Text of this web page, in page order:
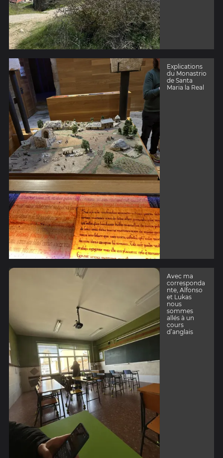
Explications
du Monastrio
de Santa
Maria la Real
Avec ma
corresponda
nte, Alfonso
et Lukas
nous
sommes
allés à un
cours
d’anglais